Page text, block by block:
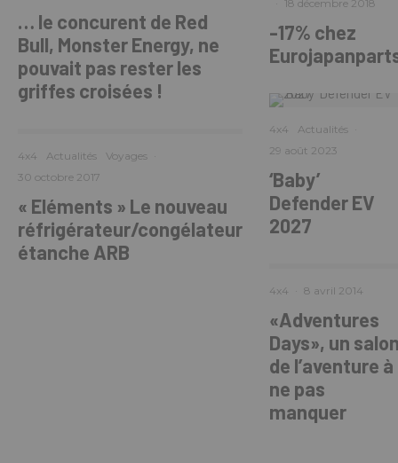
… le concurent de Red
Bull, Monster Energy, ne
pouvait pas rester les
griffes croisées !
4x4 Actualités Voyages
30 octobre 2017
« Eléments » Le nouveau
réfrigérateur/congélateur
étanche ARB
18 décembre 2018
-17% chez
4x4 Actualités
29 août 2023
‘Baby’
Defender EV
2027
4x4 8 avril 2014
«Adventures
Days», un
de l’aventure à
ne pas
manquer